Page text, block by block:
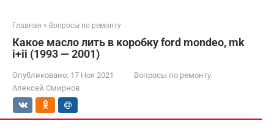
Главная » Вопросы по ремонту
Какое масло лить в коробку ford mondeo, mk
i+ii (1993 — 2001)
Опубликовано: 17 Ноя 2021
Вопросы по ремонту
Алексей Смирнов